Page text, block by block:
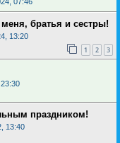
братья и сестры!
13:20
1 2 3
праздником!
13:40